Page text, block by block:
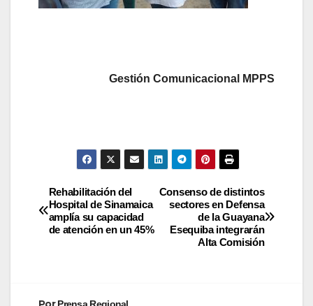
Gestión Comunicacional MPPS
Consenso de distintos
sectores en Defensa
de la Guayana
Esequiba integrarán
Alta Comisión
Rehabilitación del
Hospital de Sinamaica
amplía su capacidad
de atención en un 45%